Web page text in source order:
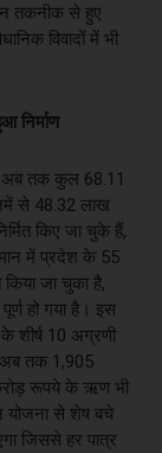
तकनीक से हुए
विवादों में भी
निर्माण
में अब तक कुल 68.11
से 48.32 लाख
किए जा चुके हैं,
में प्रदेश के 55
किया जा चुका है,
हो गया है। इस
शीर्ष 10 अग्रणी
अब तक 1,905
करोड़ रूपये के ऋण भी
योजना से शेष बचे
जिससे हर पात्र